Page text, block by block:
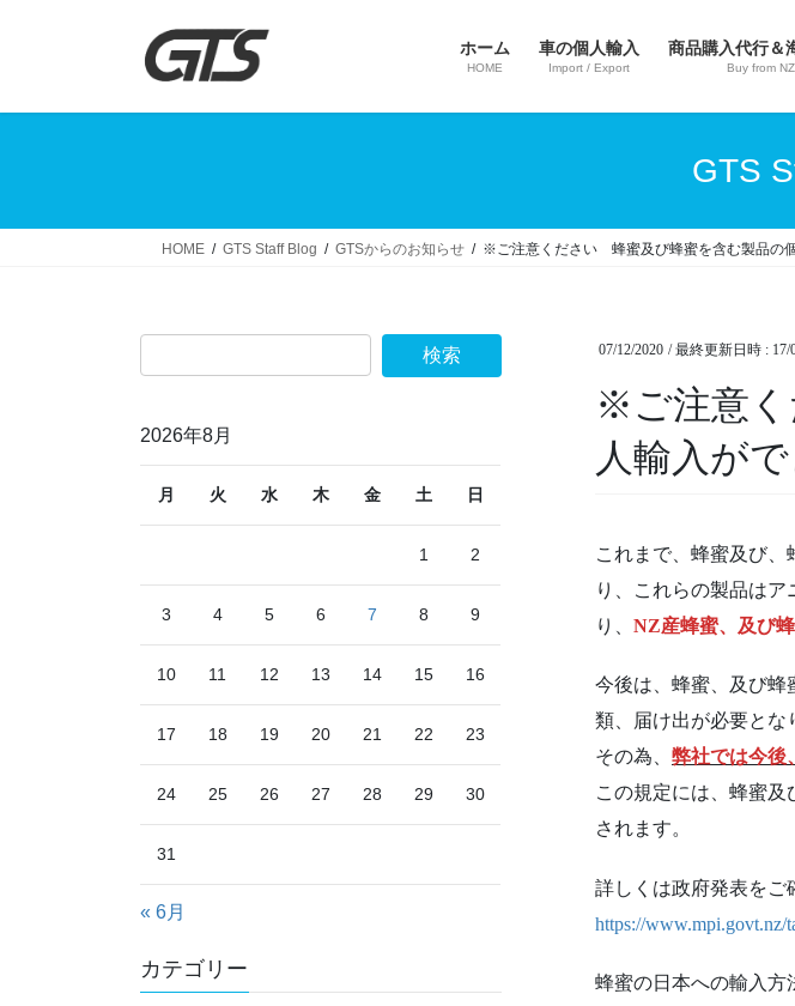
ホーム
HOME
車の個人輸入
Import / Export
商品購入代行＆
Buy from NZ
GTS
HOME GTS Staff Blog GTSからのお知らせ ※ご注意ください 蜂蜜及び蜂蜜を含む製品の
07/12/2020 / 最終更新日時 : 17/
※ご注意
人輸入が
これまで、蜂蜜及び
り、これらの製品は
り、 NZ産蜂蜜、及び
今後は、蜂蜜、及び蜂
類、届け出が必要とな
その為、 弊社では今後
この規定には、蜂蜜
されます。
詳しくは政府発表をご
https://www.mpi.govt.nz/
蜂蜜の日本への輸入方
2026年8月
月 火 水 木 金 土 日
1 2
3 4 5 6 7 8 9
10 11 12 13 14 15 16
17 18 19 20 21 22 23
24 25 26 27 28 29 30
31
« 6月
カテゴリー